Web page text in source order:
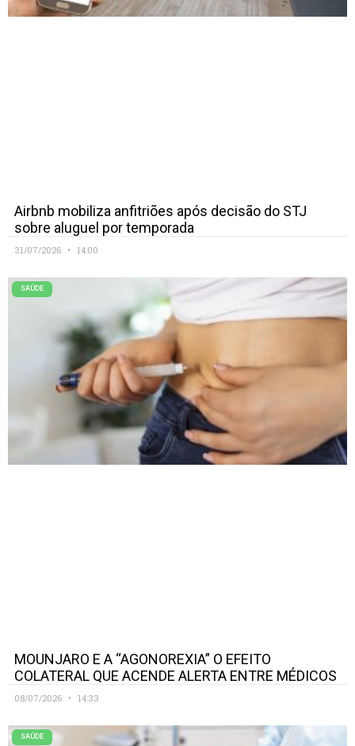
Airbnb mobiliza anfitriões após decisão do STJ
sobre aluguel por temporada
31/07/2026 14:00
SAÚDE
MOUNJARO E A “AGONOREXIA” O EFEITO
COLATERAL QUE ACENDE ALERTA ENTRE MÉDICOS
08/07/2026 14:33
SAÚDE